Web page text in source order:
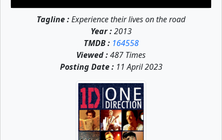
Tagline :Experience their lives on the road
Year :2013
TMDB : 164558
Viewed :487 Times
Posting Date :11 April 2023